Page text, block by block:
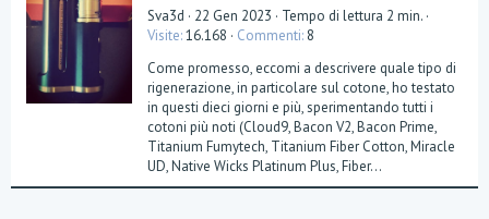
Sva3d 22 Gen 2023
Tempo di lettura 2 min.
Visite 16.168 Commenti 8
Come promesso, eccomi a descrivere quale tipo di
rigenerazione, in particolare sul cotone, ho testato
in questi dieci giorni e più, sperimentando tutti i
cotoni più noti (Cloud9, Bacon V2, Bacon Prime,
Titanium Fumytech, Titanium Fiber Cotton, Miracle
UD, Native Wicks Platinum Plus, Fiber...